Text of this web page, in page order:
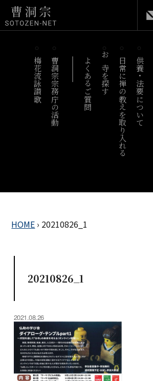
梅花流詠讃歌 曹洞宗宗務庁の活動 よくあるご質問 お寺を探す 日常に禅の教えを取り入れる供養・法要について
HOME › 20210826_1
20210826_1
2021.08.26